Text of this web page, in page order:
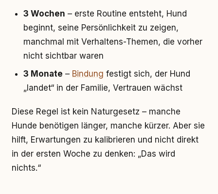
3 Wochen – erste Routine entsteht, Hund
beginnt, seine Persönlichkeit zu zeigen,
manchmal mit Verhaltens-Themen, die vorher
nicht sichtbar waren
3 Monate – Bindung festigt sich, der Hund
„landet“ in der Familie, Vertrauen wächst
Diese Regel ist kein Naturgesetz – manche
Hunde benötigen länger, manche kürzer. Aber sie
hilft, Erwartungen zu kalibrieren und nicht direkt
in der ersten Woche zu denken: „Das wird
nichts.“